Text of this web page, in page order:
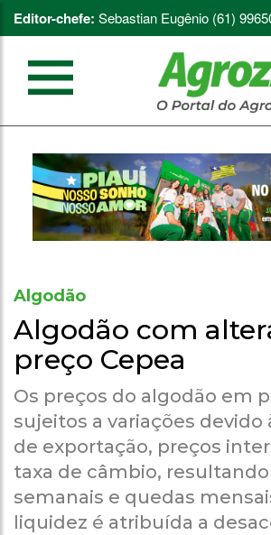
Editor-chefe: Sebastian Eugênio (61)
Algodão
Algodão com
preço Cepea
Os preços do algodão em
sujeitos a variações devido
de exportação, preços
taxa de câmbio,
semanais e quedas
liquidez é atribuída a